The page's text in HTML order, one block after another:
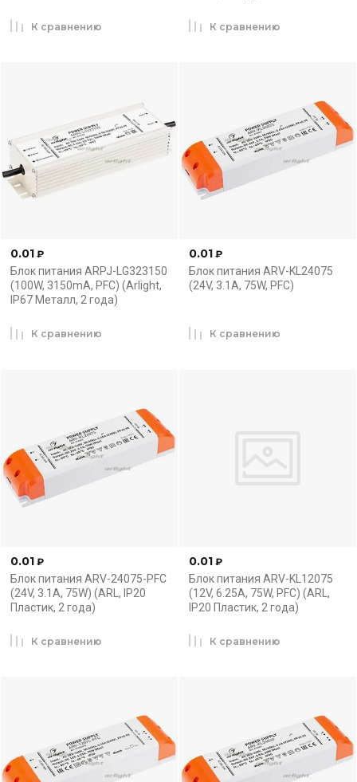
К сравнению К сравнению
0.01 ₽
Блок питания ARPJ-LG323150
(100W, 3150mA, PFC) (Arlight,
IP67 Металл, 2 года)
К сравнению
0.01 ₽
Блок питания ARV-KL24075
(24V, 3.1A, 75W, PFC)
К сравнению
0.01 ₽
Блок питания ARV-24075-PFC
(24V, 3.1A, 75W) (ARL, IP20
Пластик, 2 года)
К сравнению
0.01 ₽
Блок питания ARV-KL12075
(12V, 6.25A, 75W, PFC) (ARL,
IP20 Пластик, 2 года)
К сравнению